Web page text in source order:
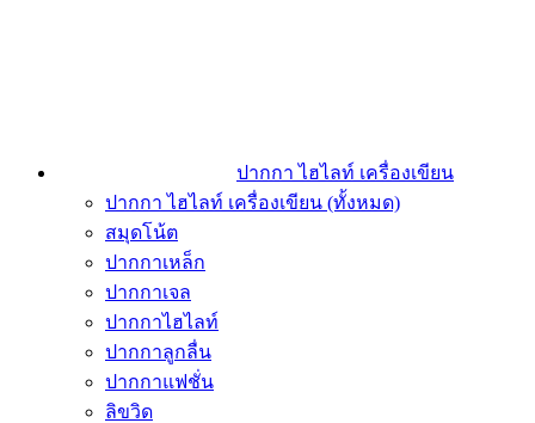
ปากกา ไฮไลท์ เครื่องเขียน
ปากกา ไฮไลท์ เครื่องเขียน (ทั้งหมด)
สมุดโน้ต
ปากกาเหล็ก
ปากกาเจล
ปากกาไฮไลท์
ปากกาลูกลื่น
ปากกาแฟชั่น
ลิขวิด